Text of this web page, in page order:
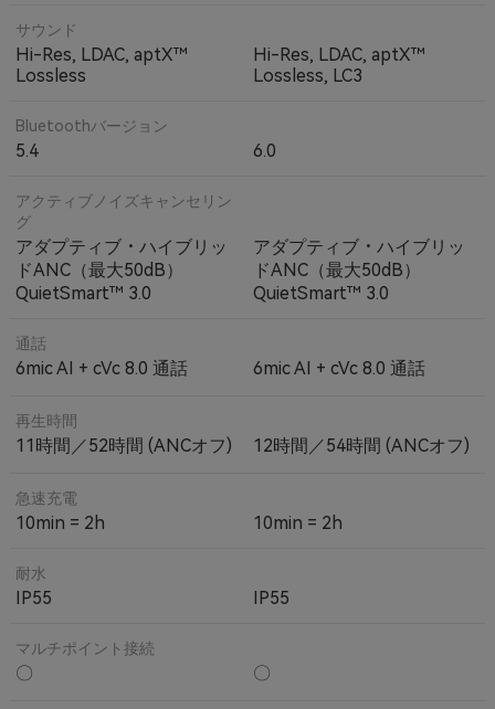
サウンド
Hi-Res, LDAC, aptX™
Lossless
Hi-Res, LDAC, aptX™
Lossless, LC3
Bluetoothバージョン
5.4 6.0
アクティブノイズキャンセリン
グ
アダプティブ・ハイブリッ
ドANC（最大50dB）
QuietSmart™ 3.0
アダプティブ・ハイブリッ
ドANC（最大50dB）
QuietSmart™ 3.0
通話
6mic AI + cVc 8.0 通話 6mic AI + cVc 8.0 通話
再生時間
11時間／52時間 (ANCオフ) 12時間／54時間 (ANCオフ)
急速充電
10min = 2h 10min = 2h
耐水
IP55 IP55
マルチポイント接続
〇 〇